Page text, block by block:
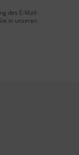
des E-Mail-
in unseren